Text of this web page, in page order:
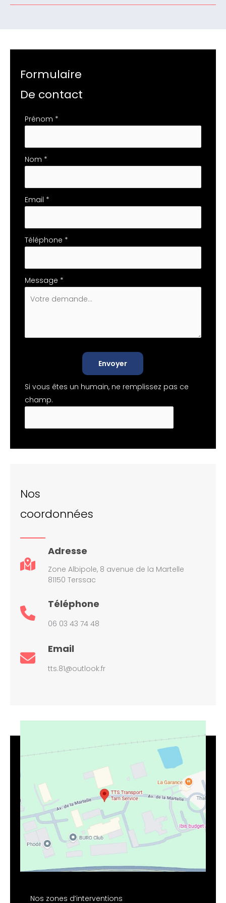
Formulaire
De contact
Formulaire
téléphone
Prénom *
Nom *
Email *
Téléphone *
Message *
Envoyer
Si vous êtes un humain, ne remplissez pas ce
champ.
Nos
coordonnées
Adresse
Zone Albipole, 8 avenue de la Martelle
81150 Terssac
Téléphone
06 03 43 74 48
Email
tts.81@outlook.fr
Nos zones d’interventions